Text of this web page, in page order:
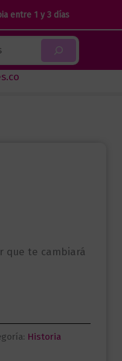
entre 1 y 3 días
que te cambiará
Historia